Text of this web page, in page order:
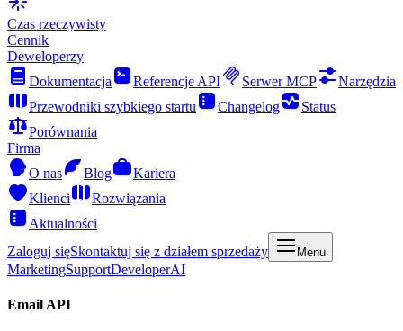
Czas rzeczywisty
Cennik
Deweloperzy
Dokumentacja
Referencje API Serwer MCP
Narzędzia
Przewodniki szybkiego startu
Changelog
Status
Porównania
Firma
O nas
Blog
Kariera
Klienci
Rozwiązania
Aktualności
Zaloguj sięSkontaktuj się z działem sprzedaży Menu
MarketingSupportDeveloperAI
Email API